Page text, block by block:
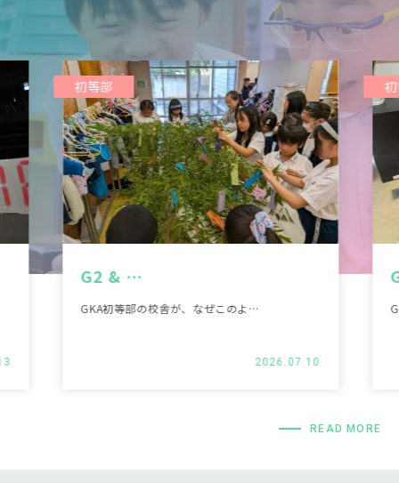
校舎が、なぜこのよ…
初等部
G6 – Respi…
READ MORE